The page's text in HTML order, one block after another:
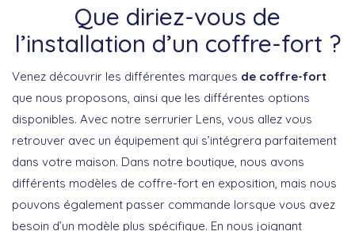
Que diriez-vous de
l’installation d’un coffre-fort ?
Venez découvrir les différentes marques de coffre-fort
que nous proposons, ainsi que les différentes options
disponibles. Avec notre serrurier Lens, vous allez vous
retrouver avec un équipement qui s’intégrera parfaitement
dans votre maison. Dans notre boutique, nous avons
différents modèles de coffre-fort en exposition, mais nous
pouvons également passer commande lorsque vous avez
besoin d’un modèle plus spécifique. En nous joignant